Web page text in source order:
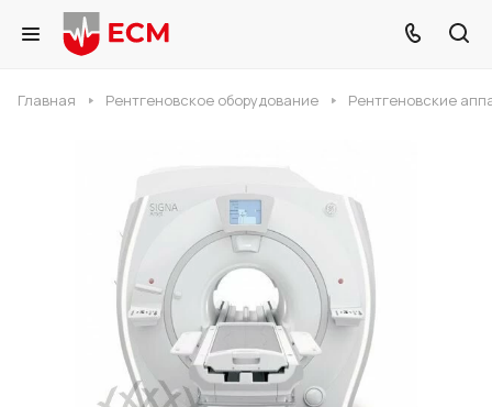
Главная Рентгеновское оборудование Рентгеновские